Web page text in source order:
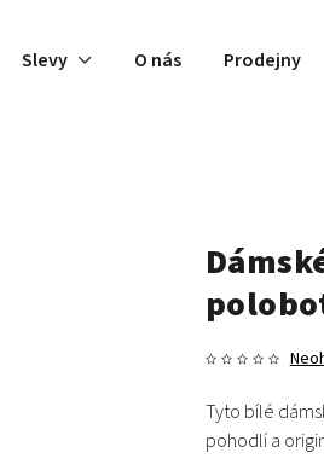
Slevy O nás Prodejny
Tyto bílé
pohodlí a